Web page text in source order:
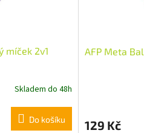
míček 2v1
Skladem do 48h
Do košíku
AFP Meta
129 Kč